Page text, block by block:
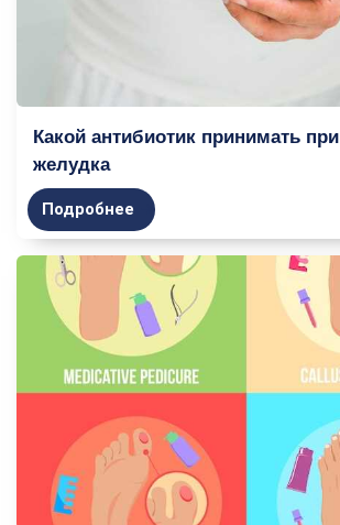
Какой антибиотик принимать при
желудка
Подробнее